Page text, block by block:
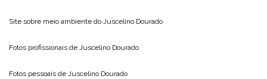
Site sobre meio ambiente do Juscelino Dourado
Fotos profissionais de Juscelino Dourado
Fotos pessoais de Juscelino Dourado